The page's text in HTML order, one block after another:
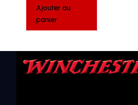
Ajouter au
panier